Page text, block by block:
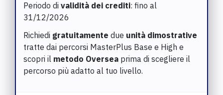
Periodo divalidità dei crediti: fino al
31/12/2026
Richiedi gratuitamentedue unità dimostrative
tratte dai percorsi MasterPlus Base e High e
scopri il metodo Oversea prima di scegliere il
percorso più adatto al tuo livello.